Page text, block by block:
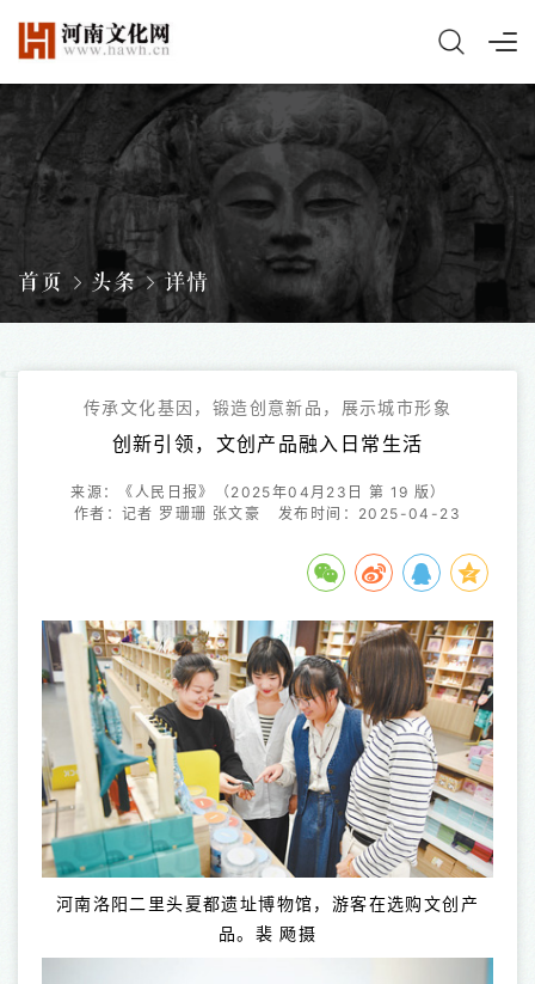
首页 头条 详情
传承文化基因，锻造创意新品，展示城市形象
创新引领，文创产品融入日常生活
来源：《人民日报》（2025年04月23日 第 19 版）
作者：记者 罗珊珊 张文豪
发布时间：2025-04-23
河南洛阳二里头夏都遗址博物馆，游客在选购文创产
品。裴 飏摄